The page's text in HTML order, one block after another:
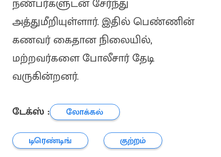
நண்பர்களுடன் சேர்ந்து
அத்துமீறியுள்ளார். இதில் பெண்ணின்
கணவர் கைதான நிலையில்,
மற்றவர்களை போலீசார் தேடி
வருகின்றனர்.
டேக்ஸ் :
லோக்கல்
டிரெண்டிங்
குற்றம்